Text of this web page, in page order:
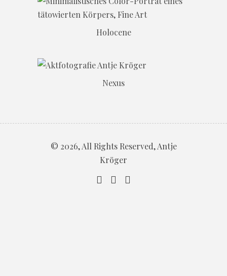
Holocene
Nexus
© 2026, All Rights Reserved, Antje
Kröger